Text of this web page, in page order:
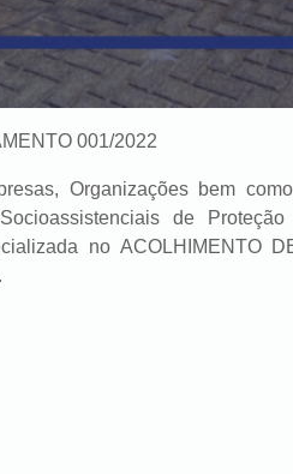
001/2022
Organizações bem
de
no ACOLHIMENTO